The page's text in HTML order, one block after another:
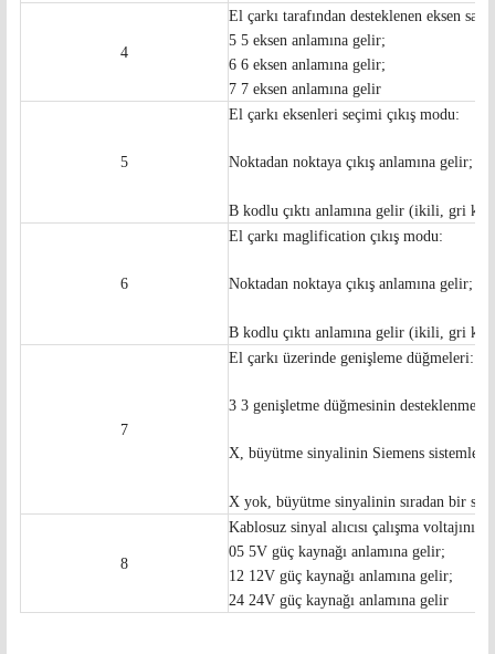
4
El çarkı tarafından desteklenen eksen
5 5 eksen anlamına gelir;
6 6 eksen anlamına gelir;
7 7 eksen anlamına gelir
5
El çarkı eksenleri seçimi çıkış modu:
Noktadan noktaya çıkış anlamına gelir;
B kodlu çıktı anlamına gelir (ikili, gri
6
El çarkı maglification çıkış modu:
Noktadan noktaya çıkış anlamına gelir;
B kodlu çıktı anlamına gelir (ikili, gri
7
El çarkı üzerinde genişleme düğmeleri:
3 3 genişletme düğmesinin desteklenmesi
X, büyütme sinyalinin Siemens
X yok, büyütme sinyalinin sıradan bir
8
Kablosuz sinyal alıcısı çalışma voltajını
05 5V güç kaynağı anlamına gelir;
12 12V güç kaynağı anlamına gelir;
24 24V güç kaynağı anlamına gelir